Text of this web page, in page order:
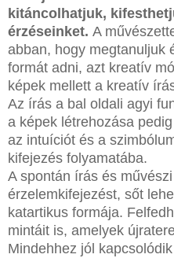
kitáncolhatjuk,
érzéseinket. A
abban, hogy megtanuljuk
formát adni, azt kreatív
képek mellett a kreatív
Az írás a bal oldali agyi
a képek létrehozása
az intuíciót és a
kifejezés folyamatába.
A spontán írás és
érzelemkifejezést, sőt
katartikus formája.
mintáit is, amelyek
Mindehhez jól